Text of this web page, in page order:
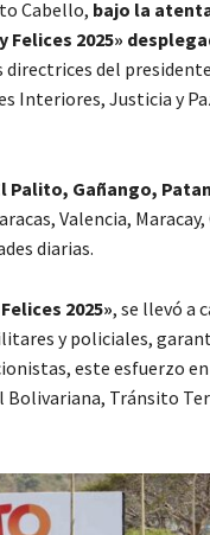
Cabello, bajo la
2025»
directrices del
Interiores, Justicia y
Palito, Gañango,
Valencia, Maracay,
diarias.
2025», se llevó a
y policiales,
este esfuerzo
Bolivariana, Tránsito